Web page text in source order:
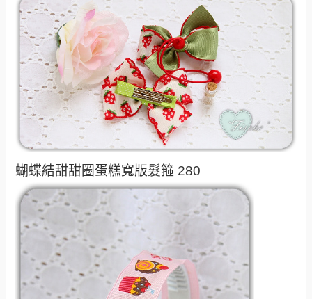
蝴蝶結甜甜圈蛋糕寬版髮箍 280